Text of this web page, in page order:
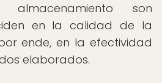
almacenamiento son
en la calidad de la
ende, en la efectividad
elaborados.